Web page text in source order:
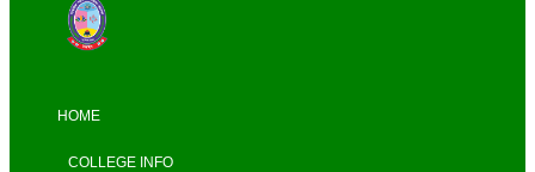
HOME
COLLEGE INFO